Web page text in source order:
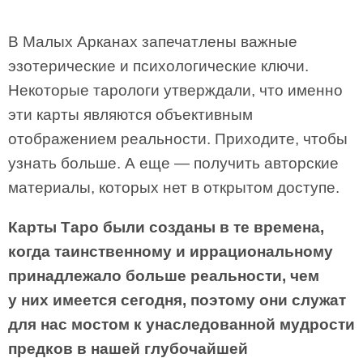
В Малых Арканах запечатлены важные
эзотерические и психологические ключи.
Некоторые тарологи утверждали, что именно
эти карты являются объективным
отображением реальности. Приходите, чтобы
узнать больше. А еще — получить авторские
материалы, которых нет в открытом доступе.
Карты Таро были созданы в те времена,
когда таинственному и иррациональному
принадлежало больше реальности, чем
у них имеется сегодня, поэтому они служат
для нас мостом к унаследованной мудрости
предков в нашей глубочайшей